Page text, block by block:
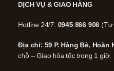
DỊCH VỤ & GIAO HÀNG
Hotline 24/7: 0945 866 906 (Tư
Địa chỉ: 59 P. Hàng Bè, Hoàn
chỗ – Giao hỏa tốc trong 1 giờ.